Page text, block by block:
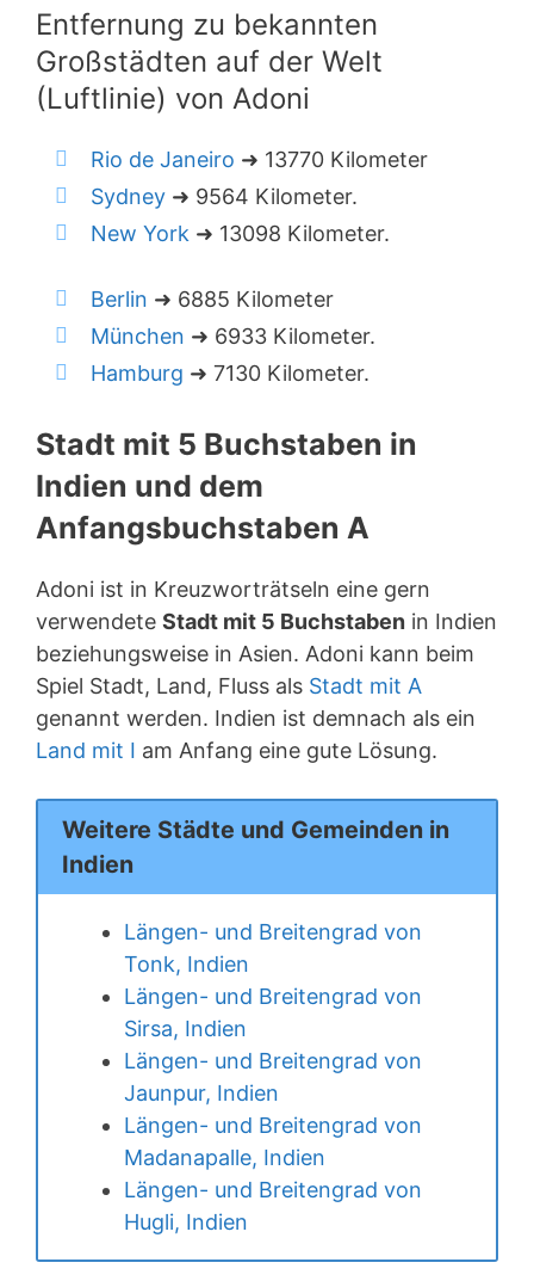
Entfernung zu bekannten
Großstädten auf der Welt
(Luftlinie) von Adoni
Rio de Janeiro ➜ 13770 Kilometer
Sydney ➜ 9564 Kilometer.
New York ➜ 13098 Kilometer.
Berlin ➜ 6885 Kilometer
München ➜ 6933 Kilometer.
Hamburg ➜ 7130 Kilometer.
Stadt mit 5 Buchstaben in
Indien und dem
Anfangsbuchstaben A
Adoni ist in Kreuzworträtseln eine gern
verwendete Stadt mit 5 Buchstaben in Indien
beziehungsweise in Asien. Adoni kann beim
Spiel Stadt, Land, Fluss als Stadt mit A
genannt werden. Indien ist demnach als ein
Land mit I am Anfang eine gute Lösung.
Weitere Städte und Gemeinden in
Indien
Längen- und Breitengrad von
Tonk, Indien
Längen- und Breitengrad von
Sirsa, Indien
Längen- und Breitengrad von
Jaunpur, Indien
Längen- und Breitengrad von
Madanapalle, Indien
Längen- und Breitengrad von
Hugli, Indien